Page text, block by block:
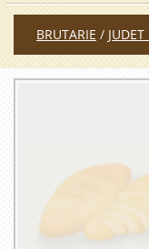
BRUTARIE /